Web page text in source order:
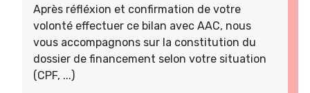
Après réfléxion et confirmation de votre
volonté effectuer ce bilan avec AAC, nous
vous accompagnons sur la constitution du
dossier de financement selon votre situation
(CPF, ...)